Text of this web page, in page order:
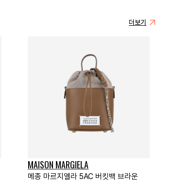
더보기
MAISON MARGIELA
메종 마르지엘라 5AC 버킷백 브라운